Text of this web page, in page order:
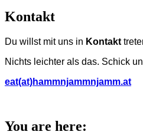
Kontakt
Du willst mit uns in Kontakt
Nichts leichter als das. Schick
eat(at)hammnjammnjamm.at
You are here: